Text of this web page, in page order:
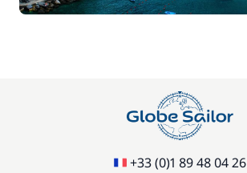
+33 (0)1 89 48 04 26